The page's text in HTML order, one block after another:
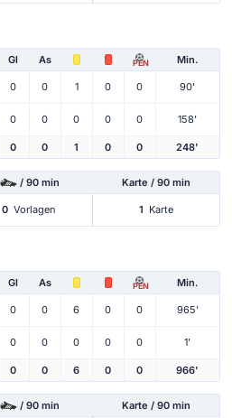
Gl As PEN Min.
0 0 1 0 0 90'
0 0 0 0 0 158'
0 0 1 0 0 248'
/ 90 min Karte / 90 min
0 Vorlagen 1 Karte
Gl As PEN Min.
0 0 6 0 0
965'
0 0 0 0 0 1'
0 0 6 0 0 966'
/ 90 min Karte / 90 min